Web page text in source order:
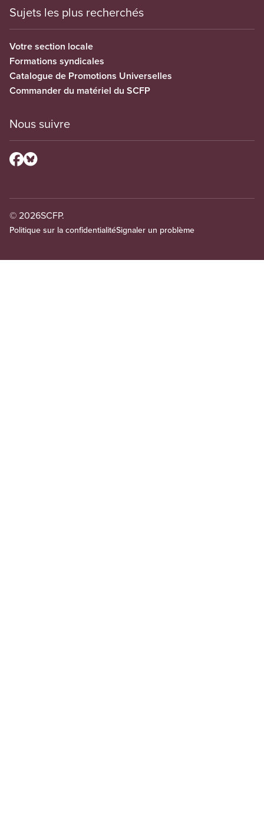
Sujets les plus recherchés
Votre section locale
Formations syndicales
Catalogue de Promotions Universelles
Commander du matériel du SCFP
Nous suivre
© 2026SCFP.
Politique sur la confidentialitéSignaler un problème